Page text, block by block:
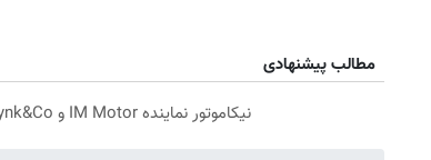
مطالب پیشنهادی
نیکاموتور نماینده IM Motor و Lynk&Co در ایران